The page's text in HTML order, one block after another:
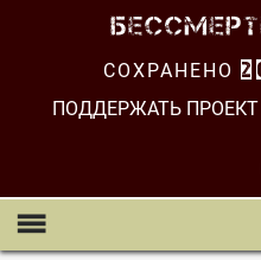
СОХРАНЕНО
ПОДДЕРЖАТЬ ПРОЕКТ